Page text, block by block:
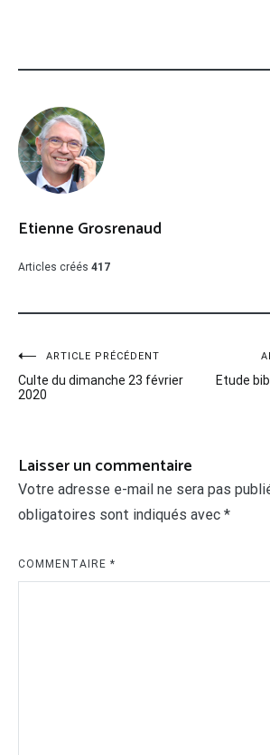
Etienne Grosrenaud
Articles créés 417
Navigation
de
ARTICLE PRÉCÉDENT
Culte du dimanche 23 février
2020
Etude
Laisser un commentaire
Votre adresse e-mail ne sera pas
obligatoires sont indiqués avec *
COMMENTAIRE *